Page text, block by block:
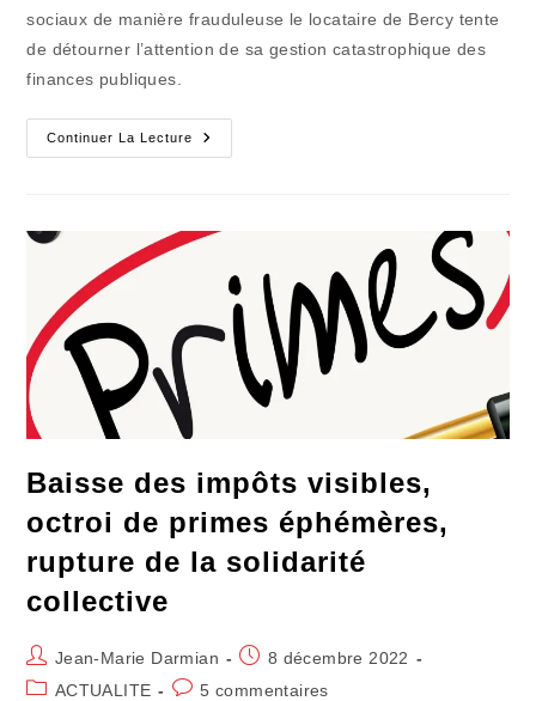
sociaux de manière frauduleuse le locataire de Bercy tente
de détourner l’attention de sa gestion catastrophique des
finances publiques.
Continuer La Lecture
Encore
Une
Baisse des impôts visibles,
octroi de primes éphémères,
rupture de la solidarité
collective
Auteur/autrice
de
Jean-Marie Darmian
Publication
publiée :
8 décembre 2022
PostACTUALITE
Commentaires
5 commentaires